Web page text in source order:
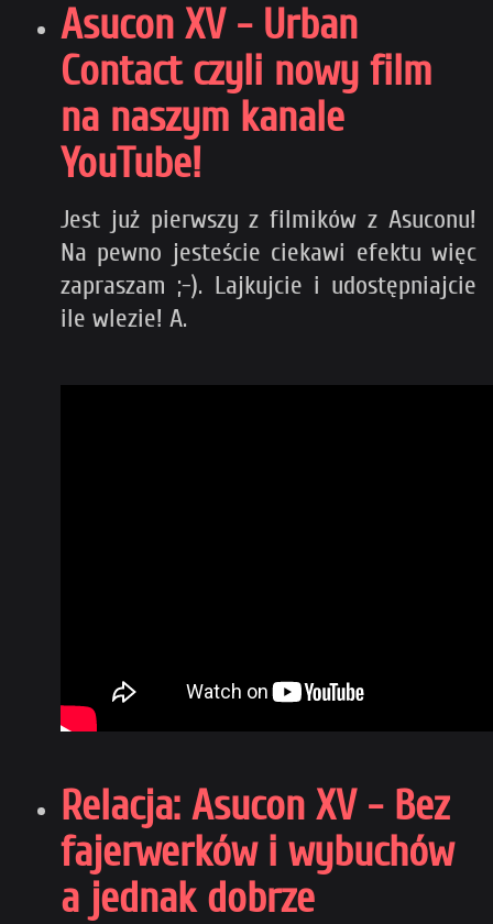
Asucon XV - Urban
Contact czyli nowy film
na naszym kanale
YouTube!
Jest już pierwszy z filmików z Asuconu!
Na pewno jesteście ciekawi efektu więc
zapraszam ;-). Lajkujcie i udostępniajcie
ile wlezie! A.
Relacja: Asucon XV - Bez
fajerwerków i wybuchów
a jednak dobrze